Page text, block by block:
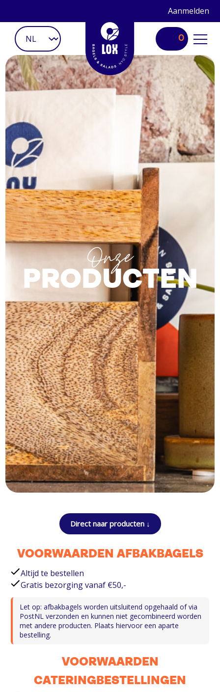
Aanmelden
0
Onze
PRODUCTEN
Direct naar producten ↓
VOORWAARDEN AFBAKBAGELS
Altijd te bestellen
Gratis bezorging vanaf €50,-
Let op: afbakbagels worden uitsluitend opgehaald of via
PostNL verzonden en kunnen niet gecombineerd worden
met andere producten. Plaats hiervoor een aparte
bestelling.
VOORWAARDEN
CATERINGBESTELLINGEN